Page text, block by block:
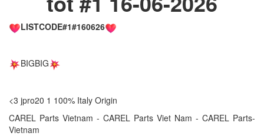
LISTCODE#1#160626
BIGBIG
<3 jpro20 1 100% Italy Origin
CAREL Parts Vietnam - CAREL Parts Viet Nam - CAREL Parts-
Vietnam